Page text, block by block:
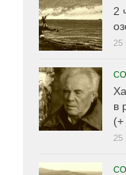
2
25
в
(+
25